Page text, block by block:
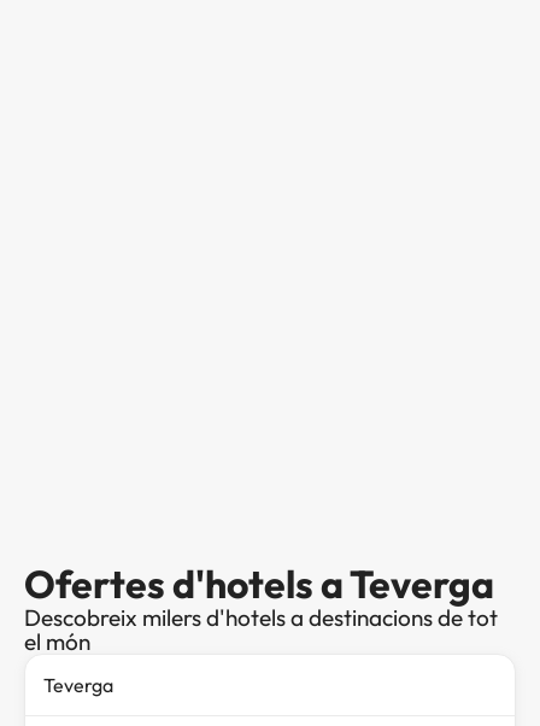
Ofertes d'hotels a Teverga
Descobreix milers d'hotels a destinacions de tot
el món